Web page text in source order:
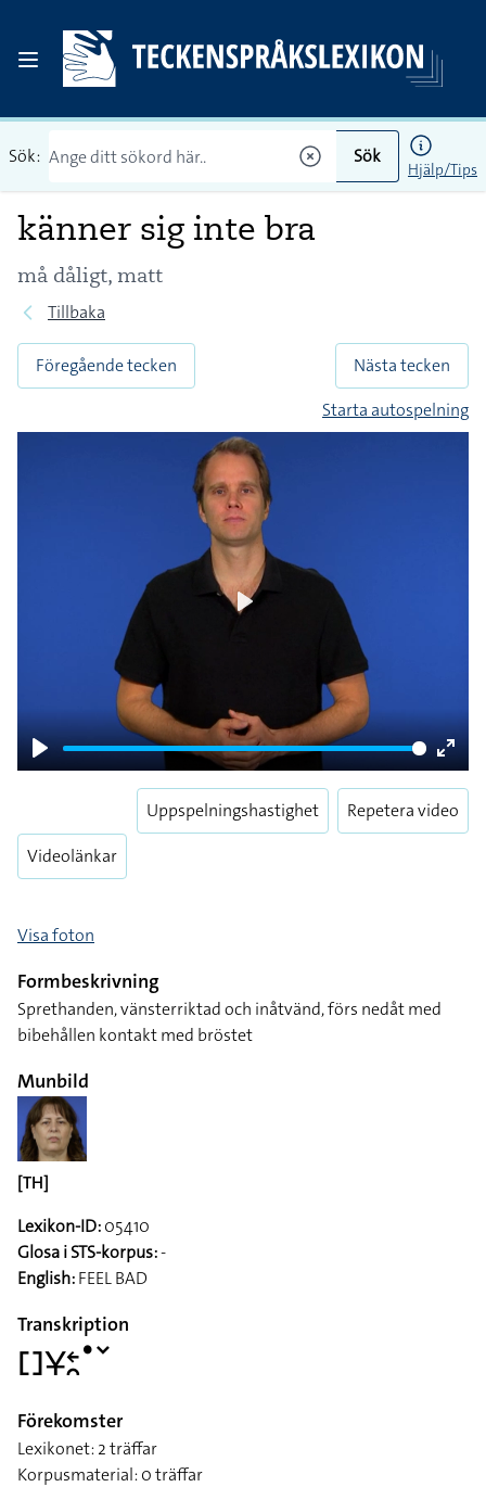
Sök: Sök
Hjälp/Tips
känner sig inte bra
må dåligt, matt
Tillbaka
Föregående tecken
Nästa tecken
Starta autospelning
Play
Enter
Videolänkar
Uppspelningshastighet Repetera video
Visa foton
Formbeskrivning
Sprethanden, vänsterriktad och inåtvänd, förs nedåt med
bibehållen kontakt med bröstet
Munbild
[TH]
Lexikon-ID:05410
Glosa i STS-korpus:-
English:FEEL BAD
Transkription
􌤓􌥃􌥓􌥘􌤟􌥧
Förekomster
Lexikonet: 2 träffar
Korpusmaterial: 0 träffar